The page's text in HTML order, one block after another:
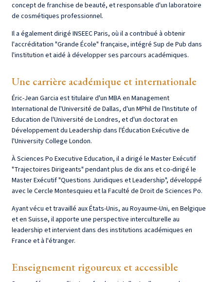
concept de franchise de beauté, et responsable d'un laboratoire
de cosmétiques professionnel.
Il a également dirigé INSEEC Paris, où il a contribué à obtenir
l'accréditation "Grande École" française, intégré Sup de Pub dans
l'institution et aidé à développer ses parcours académiques.
Une carrière académique et internationale
Éric-Jean Garcia est titulaire d'un MBA en Management
International de l'Université de Dallas, d'un MPhil de l'Institute of
Education de l'Université de Londres, et d'un doctorat en
Développement du Leadership dans l'Éducation Exécutive de
l'University College London.
À Sciences Po Executive Education, il a dirigé le Master Exécutif
"Trajectoires Dirigeants" pendant plus de dix ans et co-dirigé le
Master Exécutif "Questions Juridiques et Leadership", développé
avec le Cercle Montesquieu et la Faculté de Droit de Sciences Po.
Ayant vécu et travaillé aux États-Unis, au Royaume-Uni, en Belgique
et en Suisse, il apporte une perspective interculturelle au
leadership et intervient dans des institutions académiques en
France et à l'étranger.
Enseignement rigoureux et accessible